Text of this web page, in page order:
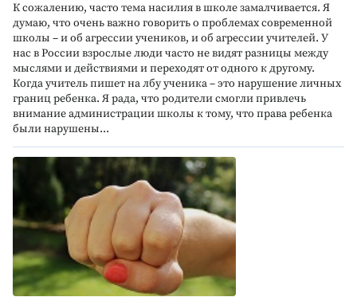
К сожалению, часто тема насилия в школе замалчивается. Я
думаю, что очень важно говорить о проблемах современной
школы – и об агрессии учеников, и об агрессии учителей. У
нас в России взрослые люди часто не видят разницы между
мыслями и действиями и переходят от одного к другому.
Когда учитель пишет на лбу ученика – это нарушение личных
границ ребенка. Я рада, что родители смогли привлечь
внимание администрации школы к тому, что права ребенка
были нарушены...